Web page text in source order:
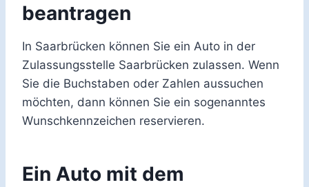
beantragen
In Saarbrücken können Sie ein Auto in der
Zulassungsstelle Saarbrücken zulassen. Wenn
Sie die Buchstaben oder Zahlen aussuchen
möchten, dann können Sie ein sogenanntes
Wunschkennzeichen reservieren.
Ein Auto mit dem